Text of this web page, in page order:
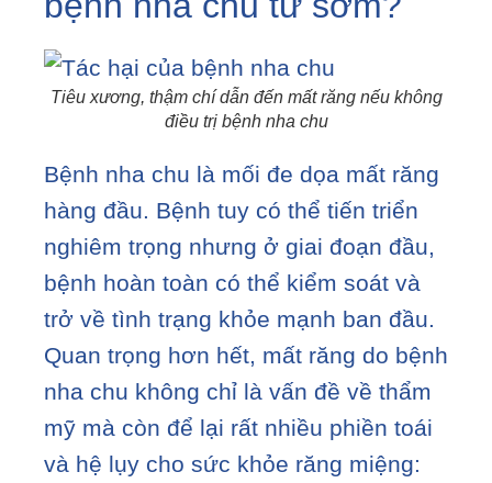
Tiêu xương, thậm chí dẫn đến mất răng nếu không
điều trị bệnh nha chu
Bệnh nha chu là mối đe dọa mất răng
hàng đầu. Bệnh tuy có thể tiến triển
nghiêm trọng nhưng ở giai đoạn đầu,
bệnh hoàn toàn có thể kiểm soát và
trở về tình trạng khỏe mạnh ban đầu.
Quan trọng hơn hết, mất răng do bệnh
nha chu không chỉ là vấn đề về thẩm
mỹ mà còn để lại rất nhiều phiền toái
và hệ lụy cho sức khỏe răng miệng: